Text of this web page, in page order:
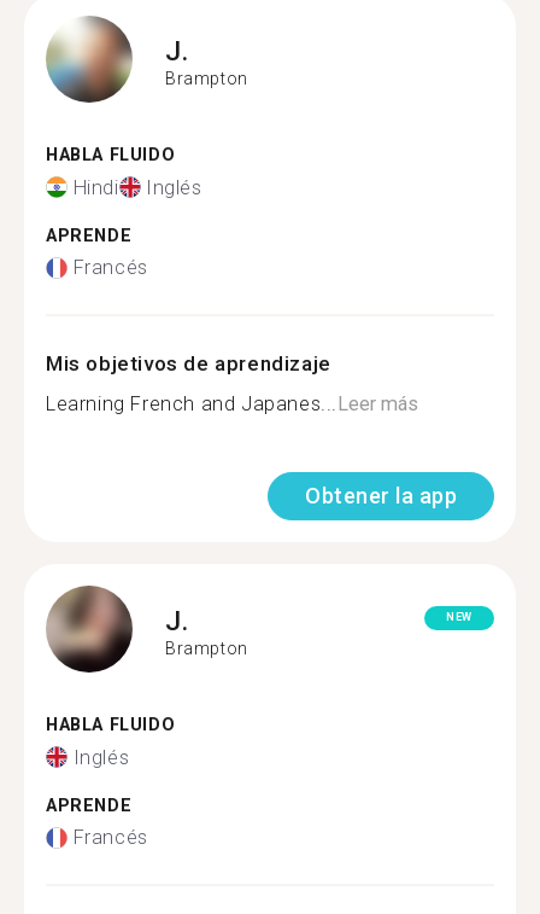
J.
Brampton
HABLA FLUIDO
Hindi Inglés
APRENDE
Francés
Mis objetivos de aprendizaje
Learning French and Japanes...Leer más
Obtener la app
J.
Brampton
NEW
HABLA FLUIDO
Inglés
APRENDE
Francés